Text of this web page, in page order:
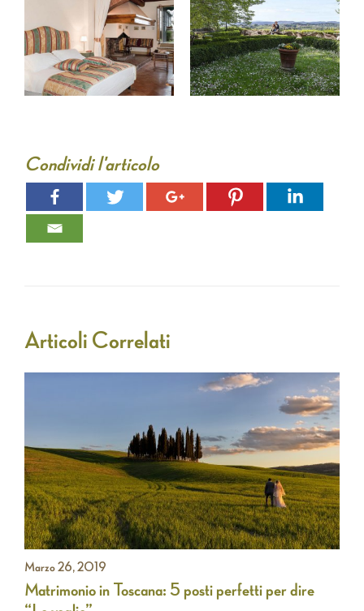
Condividi l'articolo
Articoli Correlati
Marzo 26, 2019
Matrimonio in Toscana: 5 posti perfetti per dire